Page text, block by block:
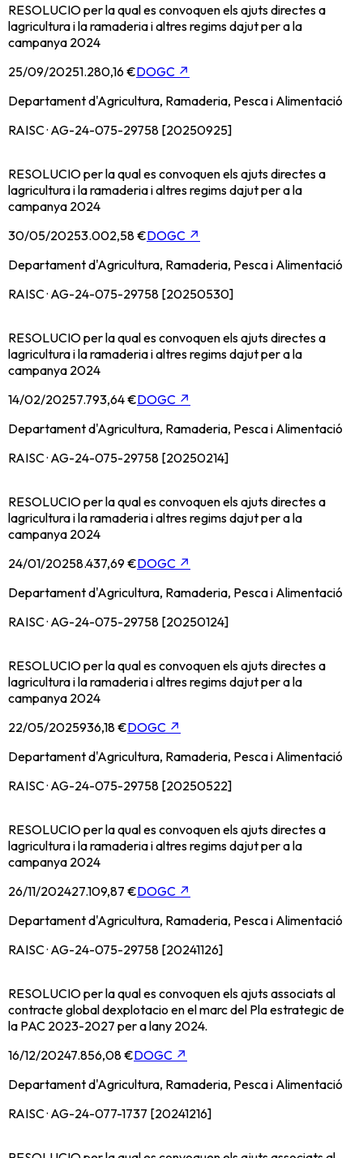
RESOLUCIO per la qual es convoquen els ajuts directes a
lagricultura i la ramaderia i altres regims dajut per a la
campanya 2024
25/09/20251.280,16 €DOGC ↗
Departament d'Agricultura, Ramaderia, Pesca i Alimentació
RAISC · AG-24-075-29758 [20250925]
RESOLUCIO per la qual es convoquen els ajuts directes a
lagricultura i la ramaderia i altres regims dajut per a la
campanya 2024
30/05/20253.002,58 €DOGC ↗
Departament d'Agricultura, Ramaderia, Pesca i Alimentació
RAISC · AG-24-075-29758 [20250530]
RESOLUCIO per la qual es convoquen els ajuts directes a
lagricultura i la ramaderia i altres regims dajut per a la
campanya 2024
14/02/20257.793,64 €DOGC ↗
Departament d'Agricultura, Ramaderia, Pesca i Alimentació
RAISC · AG-24-075-29758 [20250214]
RESOLUCIO per la qual es convoquen els ajuts directes a
lagricultura i la ramaderia i altres regims dajut per a la
campanya 2024
24/01/20258.437,69 €DOGC ↗
Departament d'Agricultura, Ramaderia, Pesca i Alimentació
RAISC · AG-24-075-29758 [20250124]
RESOLUCIO per la qual es convoquen els ajuts directes a
lagricultura i la ramaderia i altres regims dajut per a la
campanya 2024
22/05/2025936,18 €DOGC ↗
Departament d'Agricultura, Ramaderia, Pesca i Alimentació
RAISC · AG-24-075-29758 [20250522]
RESOLUCIO per la qual es convoquen els ajuts directes a
lagricultura i la ramaderia i altres regims dajut per a la
campanya 2024
26/11/202427.109,87 €DOGC ↗
Departament d'Agricultura, Ramaderia, Pesca i Alimentació
RAISC · AG-24-075-29758 [20241126]
RESOLUCIO per la qual es convoquen els ajuts associats al
contracte global dexplotacio en el marc del Pla estrategic de
la PAC 2023-2027 per a lany 2024.
16/12/20247.856,08 €DOGC ↗
Departament d'Agricultura, Ramaderia, Pesca i Alimentació
RAISC · AG-24-077-1737 [20241216]